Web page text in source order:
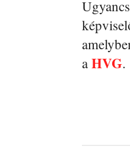
a HVG.